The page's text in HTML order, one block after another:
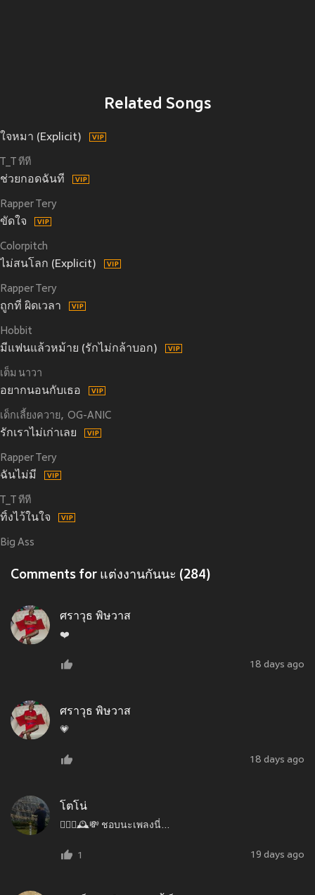
Related Songs
ใจหมา (Explicit)
T_T ทีที
ช่วยกอดฉันที
Rapper Tery
ขัดใจ
Colorpitch
ไม่สนโลก (Explicit)
Rapper Tery
ถูกที่ ผิดเวลา
Hobbit
มีแฟนแล้วหม้าย (รักไม่กล้าบอก)
เต็ม นาวา
อยากนอนกับเธอ
เด็กเลี้ยงควาย OG-ANIC
รักเราไม่เก่าเลย
Rapper Tery
ฉันไม่มี
T_T ทีที
ทิ้งไว้ในใจ
Big Ass
Comments for แต่งงานกันนะ (284)
ศราวุธ พิษวาส
❤️
18 days ago
ศราวุธ พิษวาส
💗
18 days ago
โตโน่
👩‍❤️‍👩🕰️💸 ชอบนะเพลงนี่...
1 19 days ago